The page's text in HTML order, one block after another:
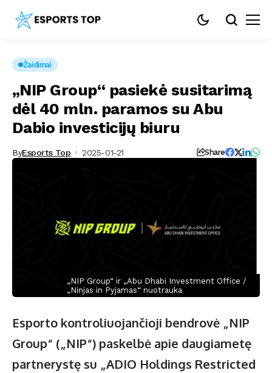
Žaidimai
„NIP Group“ pasiekė susitarimą
dėl 40 mln. paramos su Abu
Dabio investicijų biuru
ByEsports Top 2025-01-21 Share
„NIP Group“ ir „Abu Dhabi Investment Office /
„Ninjas in Pyjamas“ nuotrauka
Esporto kontroliuojančioji bendrovė „NIP
Group“ („NIP“) paskelbė apie daugiametę
partnerystę su „ADIO Holdings Restricted